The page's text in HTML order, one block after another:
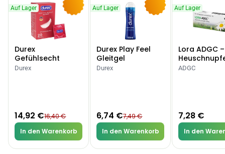
TestzentrumArzneimittel
&
Gesundheit
Hygiene &
Haushalt
Baby &
Familie
Sanitätshaus
Products
ARZNEIMITTEL & GESUNDHEIT
ARZNEIMITTEL & GESUNDHEIT
Durex Play Feel
Gleitgel
-9%
Auf Lager
Durex
Gefühlsecht
Classic Kondome
Durex
14,92 €16,40 €
In den Warenkorb
-10%
Auf Lager
Durex Play Feel
Gleitgel
Durex
6,74 €7,49 €
In den Warenkorb
Auf Lager
Lora ADGC
Allergien
ADGC
7,28 €
In den